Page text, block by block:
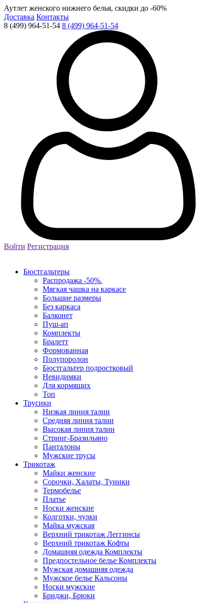
Аутлет женского нижнего белья, скидки до -60%
Доставка Контакты
8 (499) 964-51-54 8 (499) 964-51-54
Войти Регистрация
Бюстгальтеры
Распродажа -50%.
Мягкая чашка на каркасе
Большие размеры
Без каркаса
Балконет
Пуш-ап
Комплекты
Бралетт
Формованная
Полупоролон
Бюстгальтер подростковый
Невидимки
Для кормящих
Топ
Трусики
Низкая линия талии
Средняя линия талии
Высокая линия талии
Стринг-Бразильяно
Панталоны
Мужские трусы
Трикотаж
Майки женские
Сорочки, Халаты, Туники
Термобелье
Платье
Носки женские
Колготки, чулки
Майка мужская
Верхний трикотаж Леггинсы
Верхний трикотаж Кофты
Домашняя одежда Комплекты
Предпостельное белье Комплекты
Мужская домашняя одежда
Мужское белье Кальсоны
Носки мужские
Бриджи, Брюки